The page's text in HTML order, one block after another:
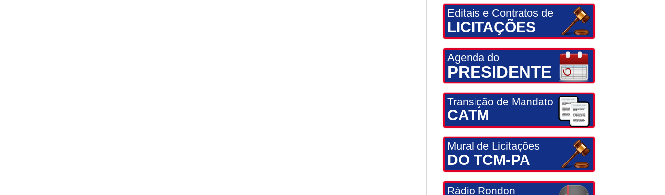
Editais e Contratos de
LICITAÇÕES
Agenda do
PRESIDENTE
Transição de Mandato
CATM
Mural de Licitações
DO TCM-PA
Rádio Rondon